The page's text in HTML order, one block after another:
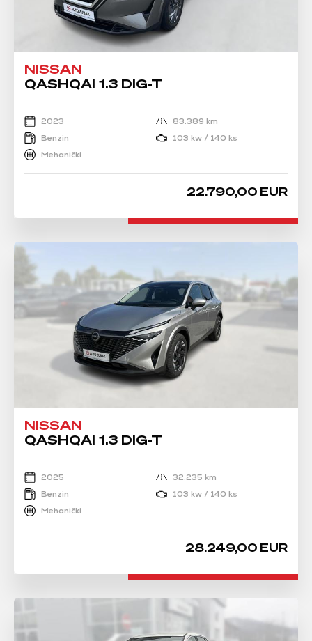
NISSAN
QASHQAI 1.3 DIG-T
2023
83.389 km
Benzin
103 kw / 140 ks
Mehanički
22.790,00 EUR
NISSAN
QASHQAI 1.3 DIG-T
2025
32.235 km
Benzin
103 kw / 140 ks
Mehanički
28.249,00 EUR